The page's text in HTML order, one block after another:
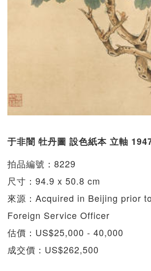
于非闇 牡丹圖 設色紙本 立軸
拍品編號：8229
尺寸：94.9 x 50.8 cm
來源：Acquired in Beijing prior
Foreign Service Officer
估價：US$25,000 - 40,000
成交價：US$262,500